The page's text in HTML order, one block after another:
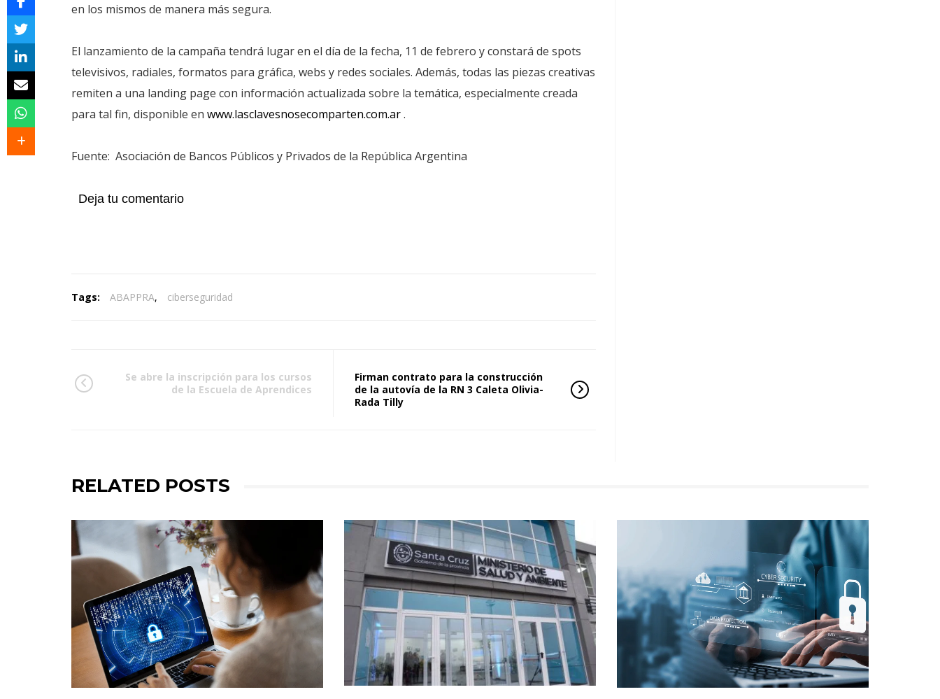
en los mismos de manera más segura.
El lanzamiento de la campaña tendrá lugar en el día de la fecha, 11 de febrero y constará de spots
televisivos, radiales, formatos para gráfica, webs y redes sociales. Además, todas las piezas creativas
remiten a una landing page con información actualizada sobre la temática, especialmente creada
para tal fin, disponible en www.lasclavesnosecomparten.com.ar.
Fuente: Asociación de Bancos Públicos y Privados de la República Argentina
Deja tu comentario
Tags: ABAPPRA, ciberseguridad
Se abre la inscripción para los cursos
de la Escuela de Aprendices
Firman contrato para la construcción
de la autovía de la RN 3 Caleta Olivia-
Rada Tilly
RELATED POSTS